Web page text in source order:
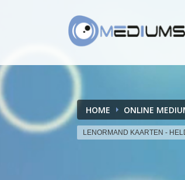
HOME ONLINE
LENORMAND KAARTEN -